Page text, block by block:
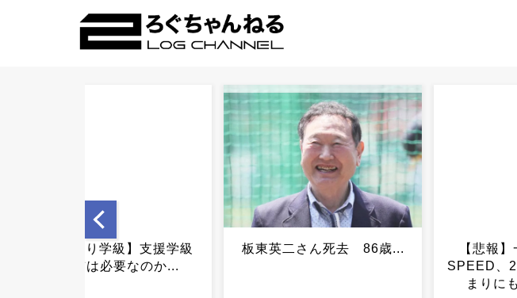
【悲報】一世を風靡した
現場作業
名なハラ
に遭遇、
板東英二さん死去 86歳...